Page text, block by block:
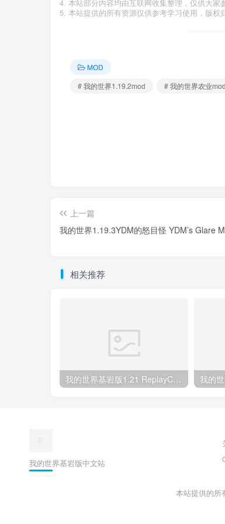
本站部分内容均由互联网收集整理，仅供大家
本站提供的所有资源仅供参考学习使用，版
MOD
# 我的世界1.19.2mod
# 我的世界农业mod
上一篇
我的世界1.19.3YDM的怒目怪 YDM’s Glare
相关推荐
我的世界基岩版1.21 ReplayCraft MOD下载
我的世界基岩版中文站
本站提供的所